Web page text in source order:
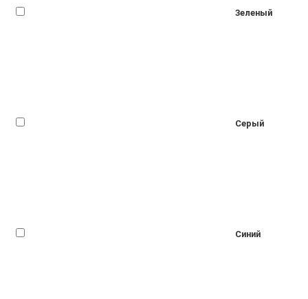
Зеленый
Серый
Синий